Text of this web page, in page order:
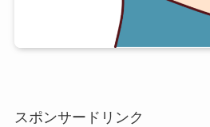
スポンサードリンク